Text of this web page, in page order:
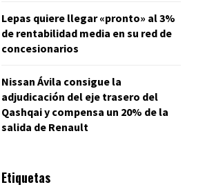
Lepas quiere llegar «pronto» al 3%
de rentabilidad media en su red de
concesionarios
Nissan Ávila consigue la
adjudicación del eje trasero del
Qashqai y compensa un 20% de la
salida de Renault
Etiquetas